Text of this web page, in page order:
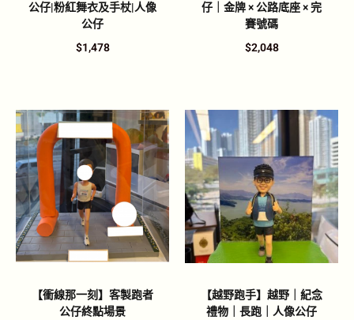
公仔|粉紅舞衣及手杖|人像
公仔
$1,478
仔｜金牌 × 公路底座 × 完
賽號碼
$2,048
【衝線那一刻】客製跑者
公仔終點場景
【越野跑手】越野｜紀念
禮物｜長跑｜人像公仔